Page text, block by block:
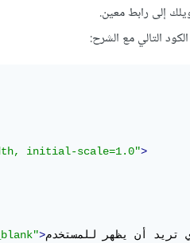
إلى رابط معين.
التالي مع الشرح:
initial-scale=1.0">
>تريد أن يظهر للمستخدم